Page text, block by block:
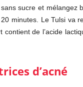
sucre et mélangez
minutes. Le Tulsi va
contient de l’acide
d’acné